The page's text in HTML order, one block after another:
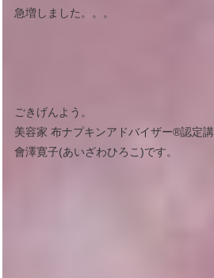
急増しました。。。
ごきげんよう。
美容家 布ナプキンアドバイザー®︎認定
會澤寛子(あいざわひろこ)です。